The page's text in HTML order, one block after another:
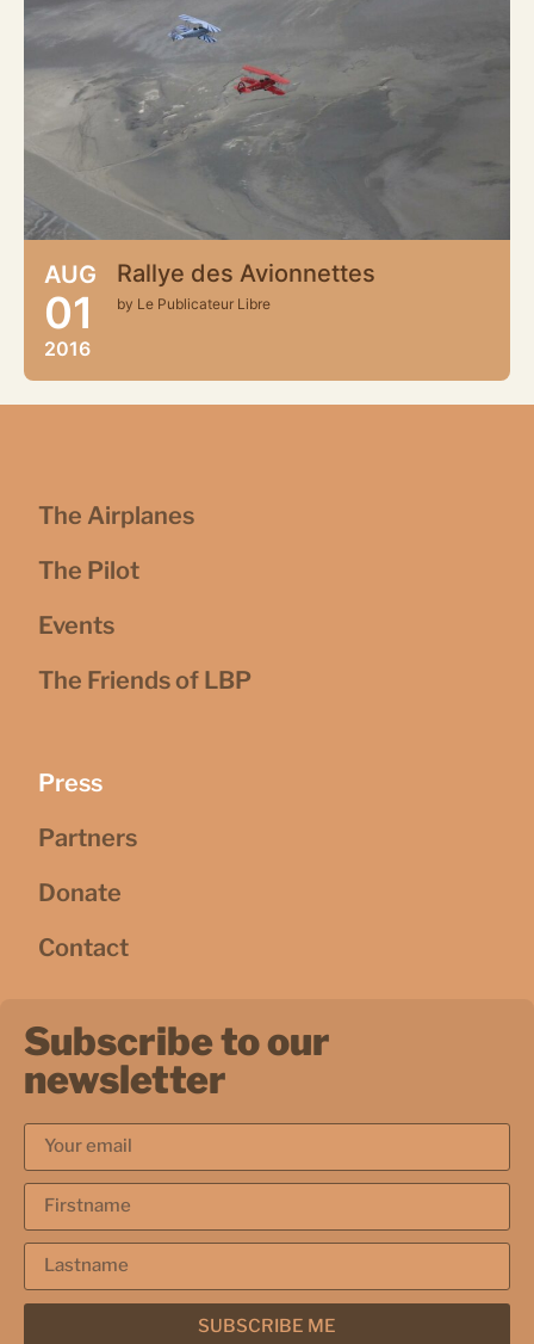
AUG
01
2016
Rallye des Avionnettes
by Le Publicateur Libre
The Airplanes
The Pilot
Events
The Friends of LBP
Press
Partners
Donate
Contact
Subscribe to our
newsletter
SUBSCRIBE ME